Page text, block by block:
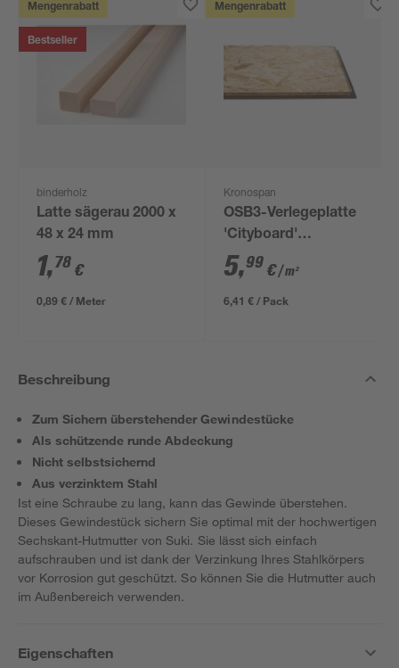
Mengenrabatt
Bestseller
binderholz
Latte sägerau 2000 x
48 x 24 mm
1,78 €
0,89 € / Meter
Mengenrabatt
Kronospan
OSB3-Verlegeplatte
'Cityboard'
ungeschliffen 1690 x
634 x 12 mm
5,99 €/ m²
6,41 € / Pack
Beschreibung
Zum Sichern überstehender Gewindestücke
Als schützende runde Abdeckung
Nicht selbstsichernd
Aus verzinktem Stahl
Ist eine Schraube zu lang, kann das Gewinde überstehen.
Dieses Gewindestück sichern Sie optimal mit der hochwertigen
Sechskant-Hutmutter von Suki. Sie lässt sich einfach
aufschrauben und ist dank der Verzinkung Ihres Stahlkörpers
vor Korrosion gut geschützt. So können Sie die Hutmutter auch
im Außenbereich verwenden.
Eigenschaften